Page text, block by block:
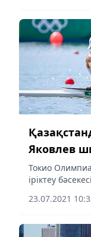
Яковлев
Токио
іріктеу
23.07.2021